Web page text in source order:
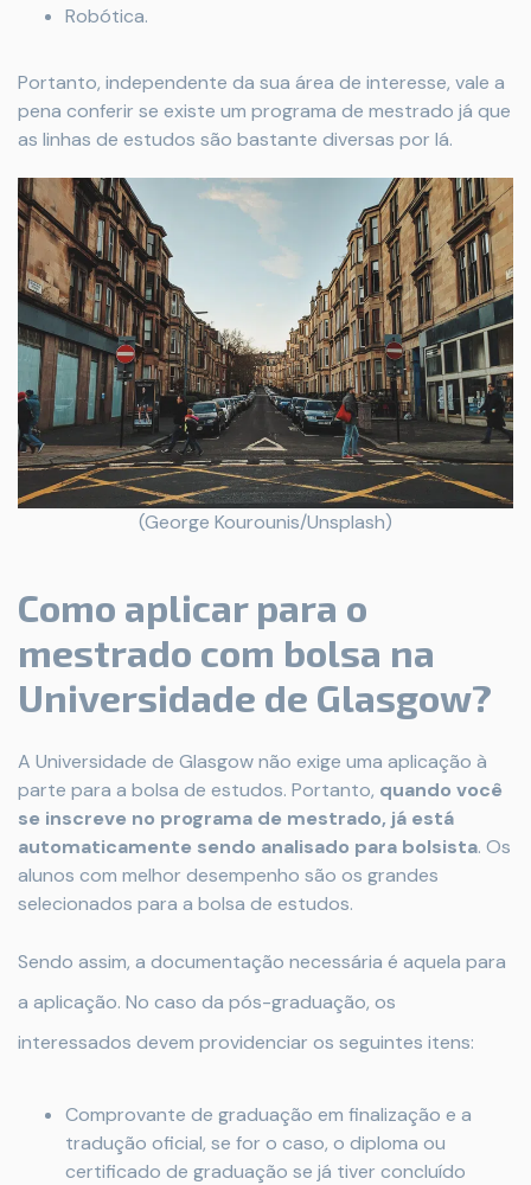
Robótica.
Portanto, independente da sua área de interesse, vale a
pena conferir se existe um programa de mestrado já que
as linhas de estudos são bastante diversas por lá.
(George Kourounis/Unsplash)
Como aplicar para o
mestrado com bolsa na
Universidade de Glasgow?
A Universidade de Glasgow não exige uma aplicação à
parte para a bolsa de estudos. Portanto, quando você
se inscreve no programa de mestrado, já está
automaticamente sendo analisado para bolsista. Os
alunos com melhor desempenho são os grandes
selecionados para a bolsa de estudos.
Sendo assim, a documentação necessária é aquela para
a aplicação. No caso da pós-graduação, os
interessados devem providenciar os seguintes itens:
Comprovante de graduação em finalização e a
tradução oficial, se for o caso, o diploma ou
certificado de graduação se já tiver concluído